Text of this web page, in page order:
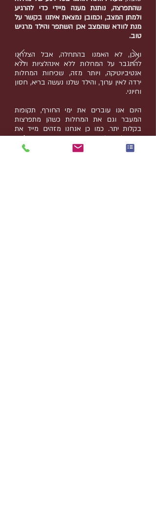
שהתפרצה, נותנת מענה מיידי כדי להרגיע
ולמתן המצב, וכמובן נמצאת איתנו בקשר על
מנת לוודא שהמצב אכן השתפר והילד מרגיש
טוב.
ואכן, לא האמנו בהתחלה, אבל הצלחנו
להתגבר על המחלות ללא אינהלציות וללא
אנטיביוטיקה, ויותר מזה, שכיחות המחלות
ירדה לאין ערוך, והילד שלנו נעשה בריא, חסון
וחיוני.
היום אנו עוברים את ימי החורף, תקופות
המעבר וגם את המחלות כשהן מתפרצות
בקלות יתר. כמו כן אנחנו מזהים מייד את
ההתחלה של ההתקררות, ואזאחרי אנליזה
של נעה וטיפול, ההתקררות נעצרת ולא מגיעים